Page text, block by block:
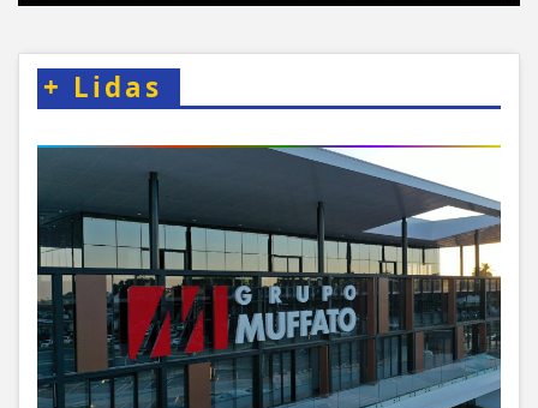
+ Lidas